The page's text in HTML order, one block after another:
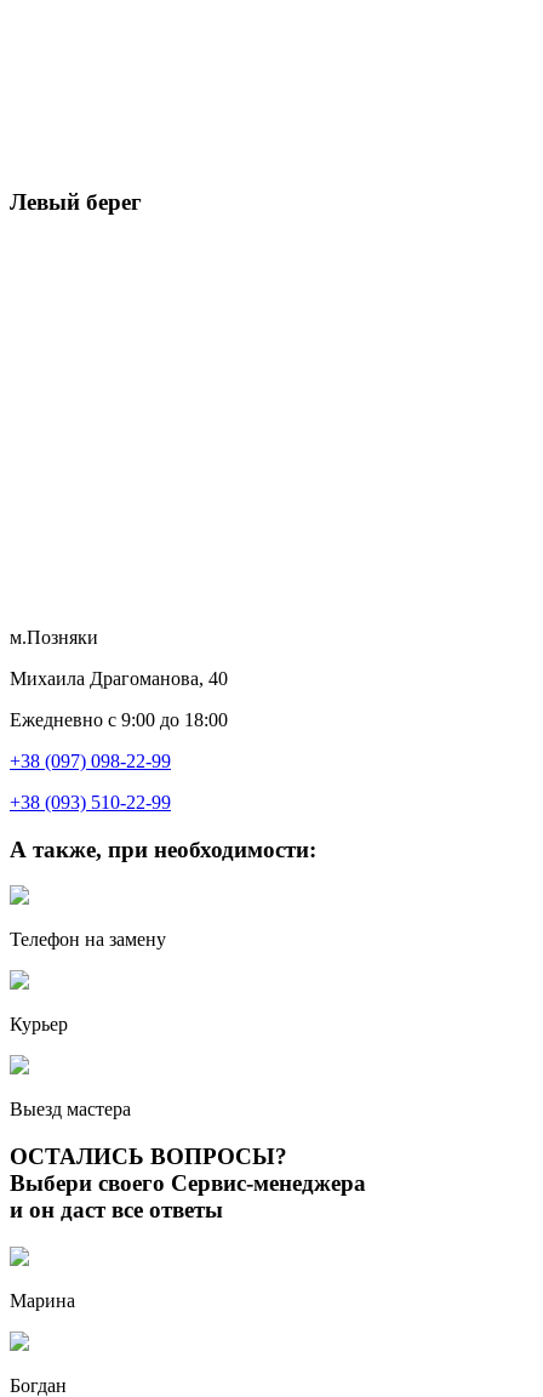
Левый берег
м.Позняки
Михаила Драгоманова, 40
Ежедневно с 9:00 до 18:00
+38 (097) 098-22-99
+38 (093) 510-22-99
А также, при необходимости:
Телефон на замену
Курьер
Выезд мастера
ОСТАЛИСЬ ВОПРОСЫ?
Выбери своего Сервис-менеджера
и он даст все ответы
Марина
Богдан